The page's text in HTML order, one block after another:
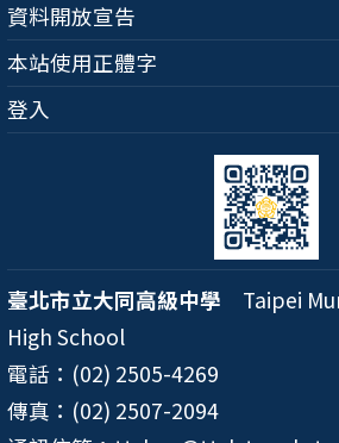
資料開放宣告
本站使用正體字
登入
臺北市立大同高級中學 Taipei
High School
電話：(02) 2505-4269
傳真：(02) 2507-2094